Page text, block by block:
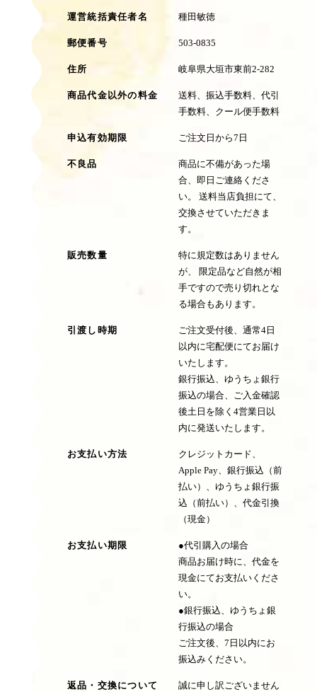
運営統括責任者名 種田敏徳
郵便番号 503-0835
住所 岐阜県大垣市東前2-282
商品代金以外の料金
送料、振込手数料、代引
手数料、クール便手数料
申込有効期限 ご注文日から7日
不良品
商品に不備があった場
合、即日ご連絡くださ
い。 送料当店負担にて、
交換させていただきま
す。
販売数量
特に規定数はありません
が、 限定品など自然が相
手ですので売り切れとな
る場合もあります。
引渡し時期
ご注文受付後、通常4日
以内に宅配便にてお届け
いたします。
銀行振込、ゆうちょ銀行
振込の場合、ご入金確認
後土日を除く4営業日以
内に発送いたします。
お支払い方法
クレジットカード、
Apple Pay、銀行振込（前
払い）、ゆうちょ銀行振
込（前払い）、代金引換
（現金）
お支払い期限
●代引購入の場合
商品お届け時に、代金を
現金にてお支払いくださ
い。
●銀行振込、ゆうちょ銀
行振込の場合
ご注文後、7日以内にお
振込みください。
返品・交換について
誠に申し訳ございません